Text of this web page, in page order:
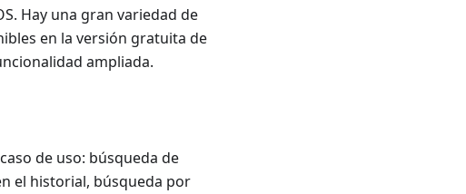
Hay una gran variedad de
en la versión gratuita de
ampliada.
de uso: búsqueda de
el historial, búsqueda por